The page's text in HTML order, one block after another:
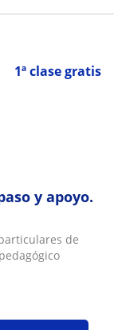
1ª clase gratis
y apoyo.
de